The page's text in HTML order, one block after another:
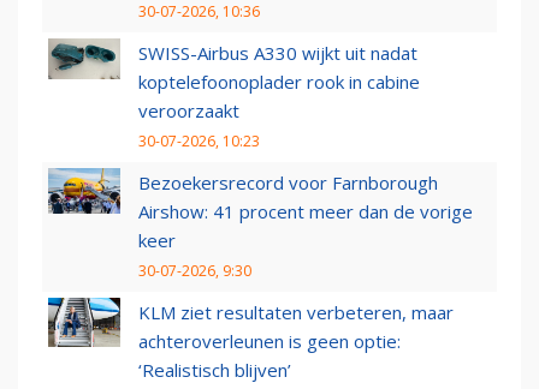
30-07-2026, 10:36
SWISS-Airbus A330 wijkt uit nadat
koptelefoonoplader rook in cabine
veroorzaakt
30-07-2026, 10:23
Bezoekersrecord voor Farnborough
Airshow: 41 procent meer dan de vorige
keer
30-07-2026, 9:30
KLM ziet resultaten verbeteren, maar
achteroverleunen is geen optie:
‘Realistisch blijven’